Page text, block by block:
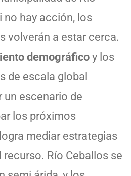
no hay acción, los
volverán a estar cerca.
demográficoy los
de escala global
un escenario de
los próximos
mediar estrategias
Río Ceballos se